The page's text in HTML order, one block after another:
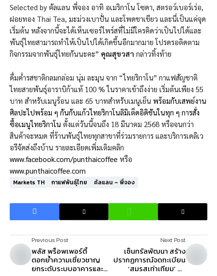
Selected by คัลแลน พี่จอง อาทิ อเมริกาโน โซดา, สตรอว์เบอร์เร่อ,
ฝอยทอง Thai Tea, มะม่วงเบาปั่น และโพดชาเขียว และนี่เป็นแค่จุด
เริ่มต้น หลังจากนี้จะได้เห็นเซอร์ไพร์สที่ไม่มีใครคิดว่าเป็นไปได้และ
พันธุ์ไทยสามารถทำให้เป็นไปได้เกิดขึ้นอีกมากมาย โปรดรอติดตาม
กิจกรรมจากพันธุ์ไทยกันนะคะ” คุณสุขวสา กล่าวทิ้งท้าย
ดื่มด่ำรสชาติกลมกล่อม นุ่ม ละมุน จาก “ไทยริกาโน” กาแฟสัญชาติ
ไทยสายพันธุ์อาราบิก้าแท้ 100 % ในราคาเข้าถึงง่าย เริ่มต้นเพียง 55
บาท สำหรับเมนูร้อน และ 65 บาทสำหรับเมนูเย็น พร้อมกับเสพย์งาน
ศิลปะไปพร้อม ๆ กันกับแก้วไทยริกาโนลิมิเต็ดอิดิชันในทุก ๆ การสั่ง
ซื้อเมนูไทยริกาโน ตั้งแต่วันนี้จนถึง 18 มีนาคม 2568 หรือจนกว่า
สินค้าจะหมด ที่ร้านพันธุ์ไทยทุกสาขาที่ร่วมรายการ และบริการเดลิเว
อรีจัดส่งถึงบ้าน รายละเอียดเพิ่มเติมคลิก
www.facebook.com/punthaicoffee หรือ
www.punthaicoffee.com
Markets TH กาแฟพันธุ์ไทย คัลแลน – พี่จอง
Previous Post
พลัส พร็อพเพอร์ตี้
ตอกย้ำความเชี่ยวชาญ
ยกระดับระบบอาคารและ
Next Post
เซ็นทรัลพัฒนา สร้าง
ปรากฏการณ์จดทะเบียน
‘สมรสเท่าเทียม’ ทั่ว